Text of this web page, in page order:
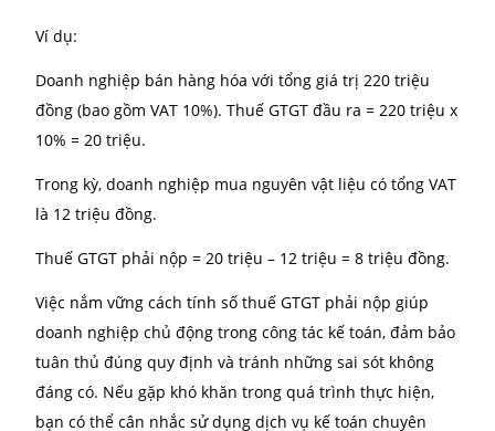
vụ kế toán từ các đơn vị uy tín như BEE PRO để
trợ chuyên sâu và tiết kiệm thời gian.
Cách xác định số thuế GTGT cần